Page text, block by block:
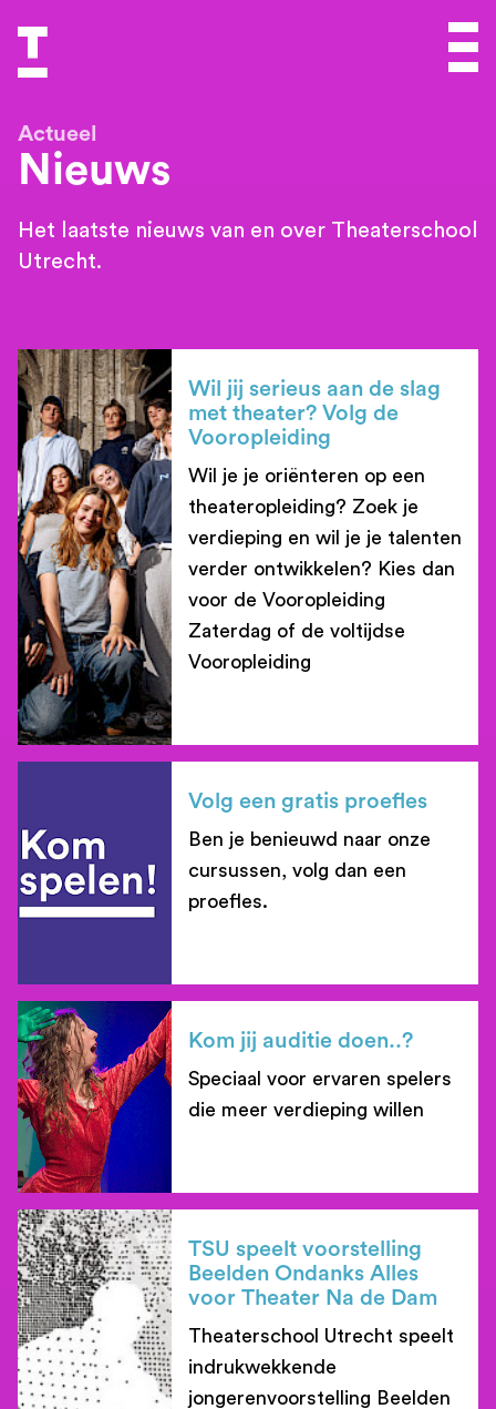
Actueel
Nieuws
Het laatste nieuws van en over Theaterschool
Utrecht.
Wil jij serieus aan de slag
met theater? Volg de
Vooropleiding
Wil je je oriënteren op een
theateropleiding? Zoek je
verdieping en wil je je talenten
verder ontwikkelen? Kies dan
voor de Vooropleiding
Zaterdag of de voltijdse
Vooropleiding
Volg een gratis proefles
Ben je benieuwd naar onze
cursussen, volg dan een
proefles.
Kom jij auditie doen..?
Speciaal voor ervaren spelers
die meer verdieping willen
TSU speelt voorstelling
Beelden Ondanks Alles
voor Theater Na de Dam
Theaterschool Utrecht speelt
indrukwekkende
jongerenvoorstelling Beelden